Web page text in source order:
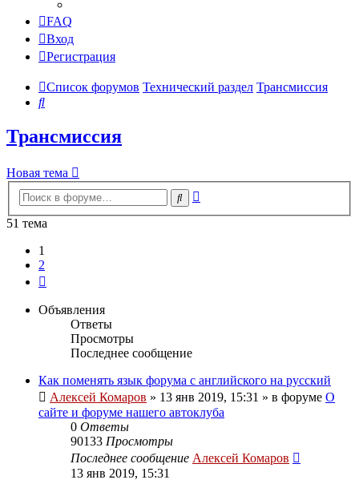
FAQ
Вход
Регистрация
Список форумов Технический раздел Трансмиссия
Поиск
Трансмиссия
Новая тема
Поиск
51 тема
1
2
Объявления
Ответы
Просмотры
Последнее сообщение
Как поменять язык форума с английского на русский
Алексей Комаров » 13 янв 2019, 15:31 » в форуме О
сайте и форуме нашего автоклуба
0 Ответы
90133 Просмотры
Последнее сообщение Алексей Комаров
13 янв 2019, 15:31